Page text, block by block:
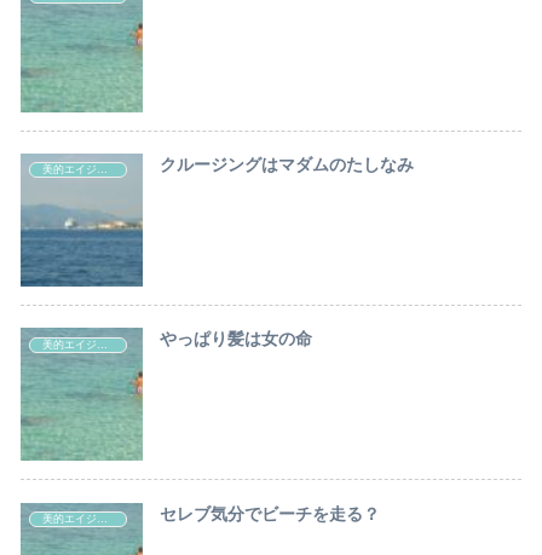
美的エイジングのヒント クルージングはマダムのたしなみ
やっぱり髪は女の命
セレブ気分でビーチを走る？